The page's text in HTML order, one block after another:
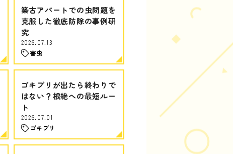
築古アパートでの虫問題を
克服した徹底防除の事例研
究
2026.07.13
害虫
ゴキブリが出たら終わりで
はない？根絶への最短ルー
ト
2026.07.01
ゴキブリ